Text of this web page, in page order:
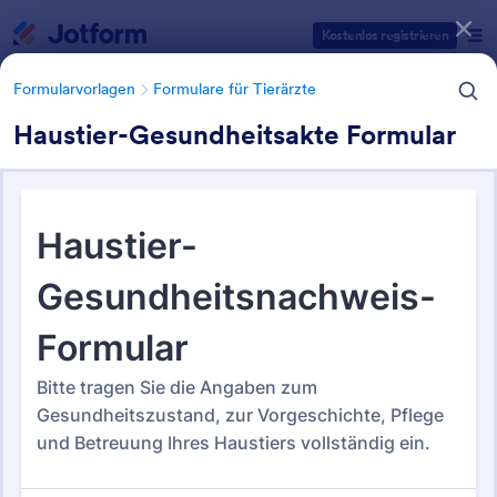
Kostenlos registrieren
Formularvorlagen Formulare für Tierärzte
Haustier-Gesundheitsakte Formular
Formularvorlagen Formulare für Tierärzte
Formulare für Tierärzte
Formularvorlagen Kategorien